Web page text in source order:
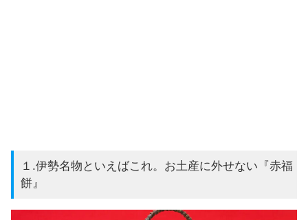
１.伊勢名物といえばこれ。お土産に外せない『赤福
餅』